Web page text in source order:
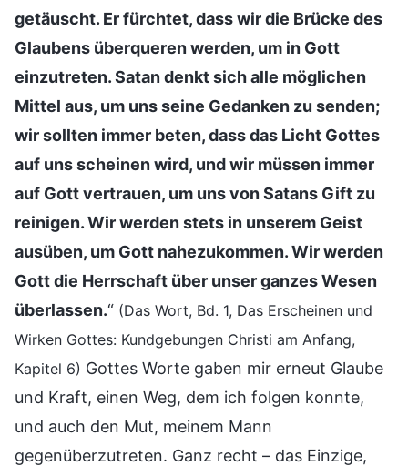
getäuscht. Er fürchtet, dass wir die Brücke des
Glaubens überqueren werden, um in Gott
einzutreten. Satan denkt sich alle möglichen
Mittel aus, um uns seine Gedanken zu senden;
wir sollten immer beten, dass das Licht Gottes
auf uns scheinen wird, und wir müssen immer
auf Gott vertrauen, um uns von Satans Gift zu
reinigen. Wir werden stets in unserem Geist
ausüben, um Gott nahezukommen. Wir werden
Gott die Herrschaft über unser ganzes Wesen
überlassen.“ (Das Wort, Bd. 1, Das Erscheinen und
Wirken Gottes: Kundgebungen Christi am Anfang,
Kapitel 6) Gottes Worte gaben mir erneut Glaube
und Kraft, einen Weg, dem ich folgen konnte,
und auch den Mut, meinem Mann
gegenüberzutreten. Ganz recht – das Einzige,